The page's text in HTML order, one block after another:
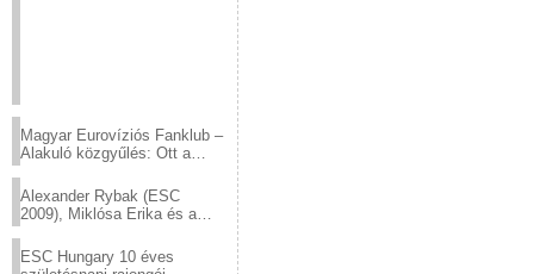
Magyar Eurovíziós Fanklub –
Alakuló közgyűlés: Ott a
Alexander Rybak (ESC
2009), Miklósa Erika és a
sztárjai a Margitszigeten
ESC Hungary 10 éves